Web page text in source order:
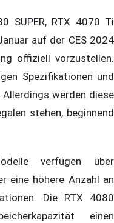
SUPER, RTX 4070 Ti
auf der CES 2024
offiziell vorzustellen.
Spezifikationen und
werden diese
stehen, beginnend
verfügen über
eine höhere Anzahl an
Die RTX 4080
einen